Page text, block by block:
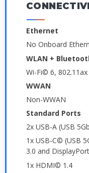
Ethernet
No Onboard
WLAN +
Wi-Fi© 6,
WWAN
Non-WWAN
Standard Ports
2x USB-A (USB
1x USB-C© (USB
3.0 and
1x HDMI© 1.4